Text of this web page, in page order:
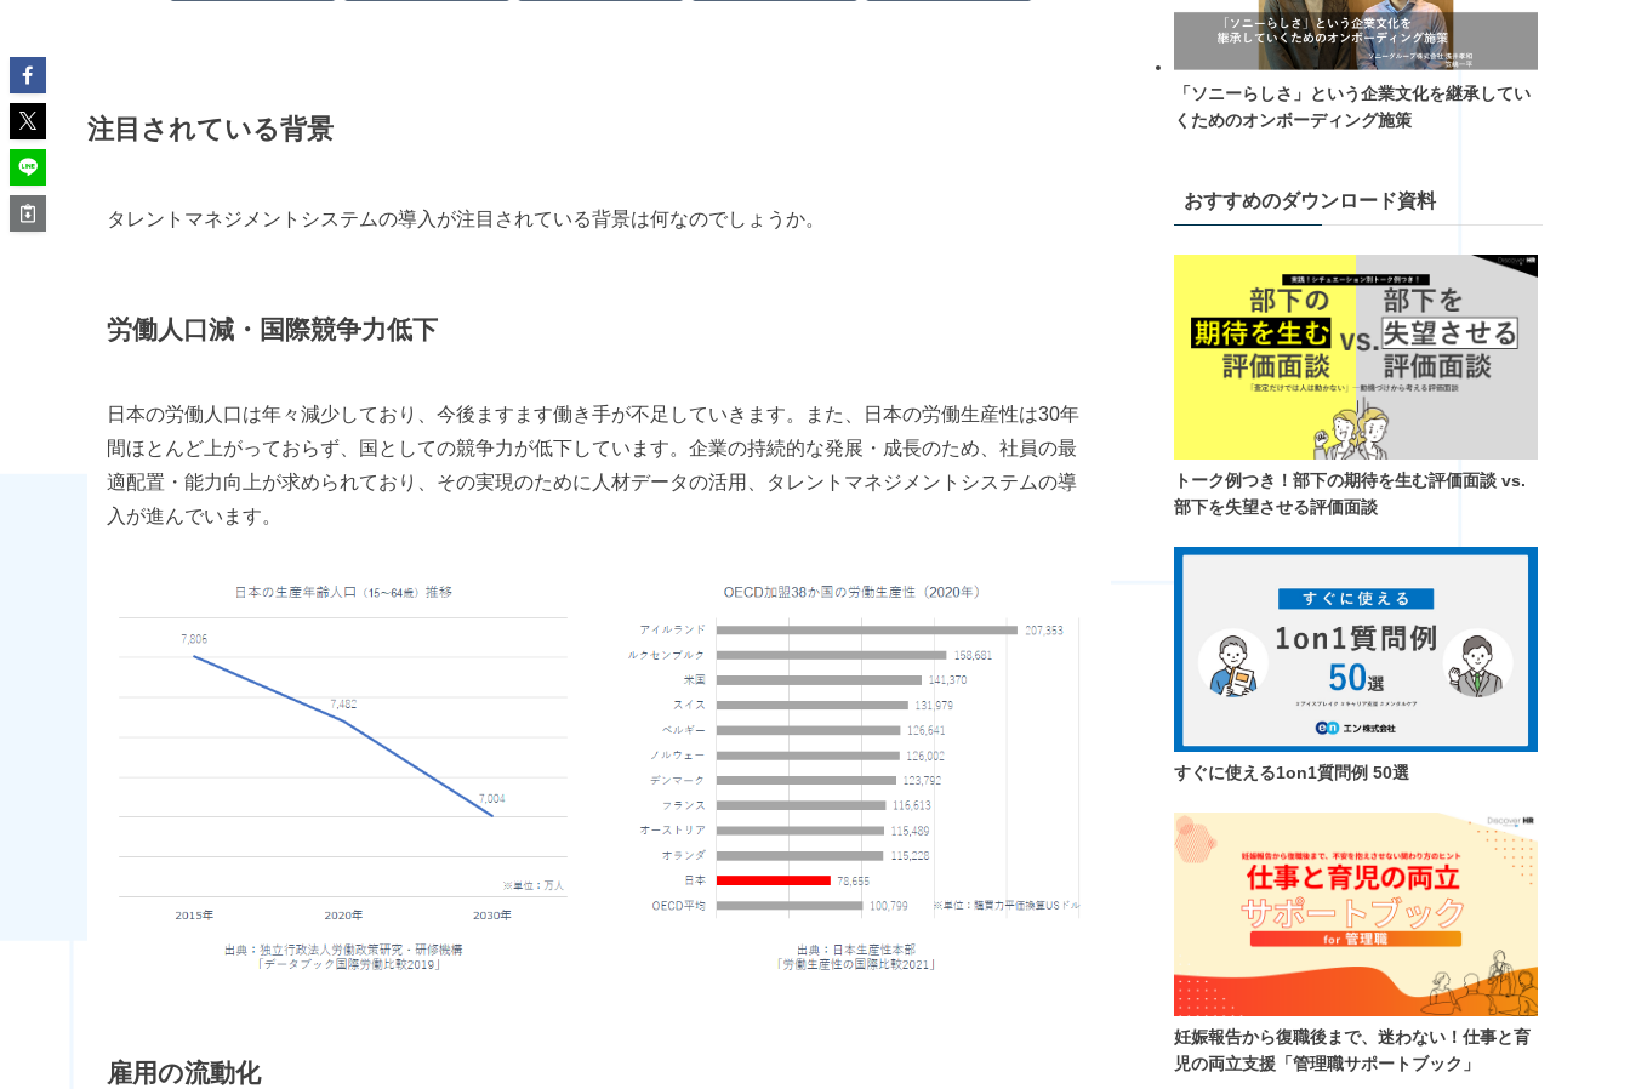
注目されている背景
タレントマネジメントシステムの導入が注目されている背景は何なのでしょうか。
労働人口減・国際競争力低下
日本の労働人口は年々減少しており、今後ますます働き手が不足していきます。また、日本の労働生産性は30年
間ほとんど上がっておらず、国としての競争力が低下しています。企業の持続的な発展・成長のため、社員の最
適配置・能力向上が求められており、その実現のために人材データの活用、タレントマネジメントシステムの導
入が進んでいます。
雇用の流動化
「ソニーらしさ」という企業文化を継承してい
くためのオンボーディング施策
おすすめのダウンロード資料
トーク例つき！​部下の期待を生む評価面談 vs.
部下を失望させる評価面談
すぐに使える1on1質問例 50選
妊娠報告から復職後まで、迷わない！仕事と育
児の両立支援「管理職サポートブック」